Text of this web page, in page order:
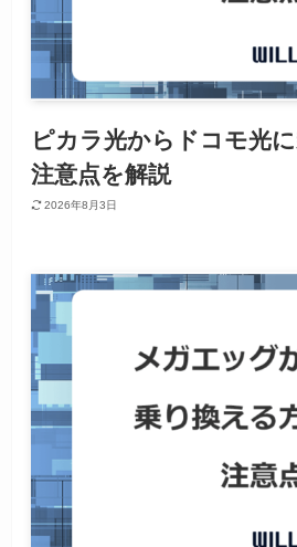
ピカラ光からドコモ光
注意点を解説
2026年8月3日